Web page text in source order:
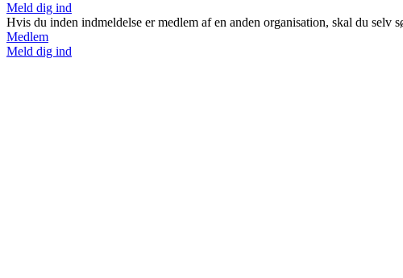
Meld dig ind
Hvis du inden indmeldelse er medlem af en anden organisation, skal du
Medlem
Meld dig ind